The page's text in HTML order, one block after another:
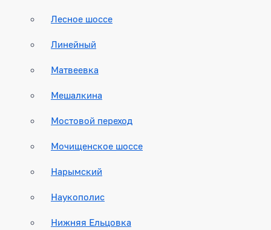
Лесное шоссе
Линейный
Матвеевка
Мешалкина
Мостовой переход
Мочищенское шоссе
Нарымский
Наукополис
Нижняя Ельцовка